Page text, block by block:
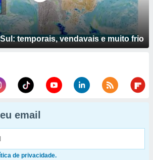
temporais, vendavais e muito frio
email
de privacidade.